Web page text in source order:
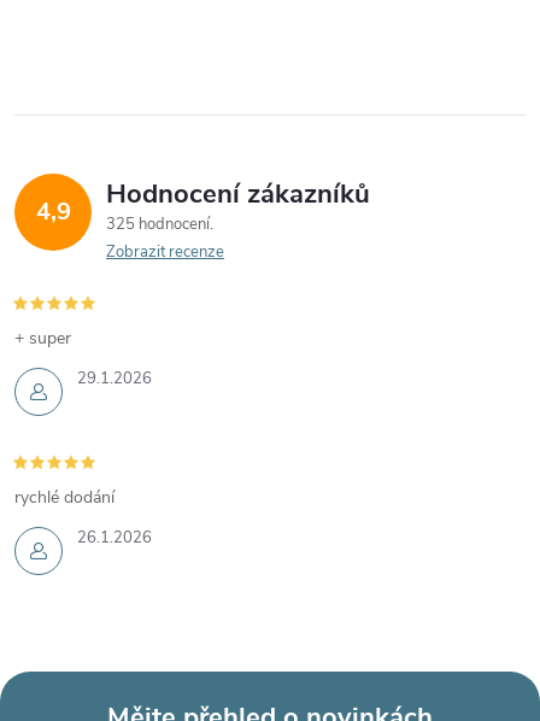
4,9 Hodnocení zákazníků
325 hodnocení
Zobrazit recenze
29.1.2026
+ super
26.1.2026
rychlé dodání